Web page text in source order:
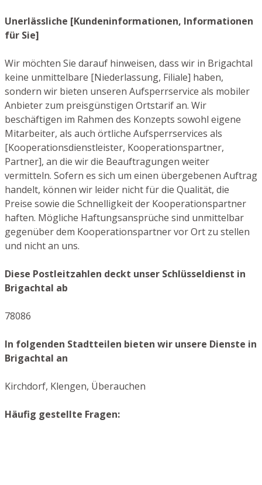
Unerlässliche [Kundeninformationen, Informationen
für Sie]
Wir möchten Sie darauf hinweisen, dass wir in Brigachtal
keine unmittelbare [Niederlassung, Filiale] haben,
sondern wir bieten unseren Aufsperrservice als mobiler
Anbieter zum preisgünstigen Ortstarif an. Wir
beschäftigen im Rahmen des Konzepts sowohl eigene
Mitarbeiter, als auch örtliche Aufsperrservices als
[Kooperationsdienstleister, Kooperationspartner,
Partner], an die wir die Beauftragungen weiter
vermitteln. Sofern es sich um einen übergebenen Auftrag
handelt, können wir leider nicht für die Qualität, die
Preise sowie die Schnelligkeit der Kooperationspartner
haften. Mögliche Haftungsansprüche sind unmittelbar
gegenüber dem Kooperationspartner vor Ort zu stellen
und nicht an uns.
Diese Postleitzahlen deckt unser Schlüsseldienst in
Brigachtal ab
78086
In folgenden Stadtteilen bieten wir unsere Dienste in
Brigachtal an
Kirchdorf, Klengen, Überauchen
Häufig gestellte Fragen: